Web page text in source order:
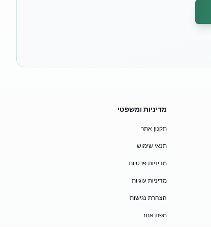
מדיניות ומשפטי
תקנון אתר
תנאי שימוש
מדיניות פרטיות
מדיניות עוגיות
הצהרת נגישות
מפת אתר